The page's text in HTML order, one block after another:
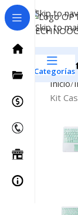
Skip to
Skip to
Categorías
Inicio
Kit